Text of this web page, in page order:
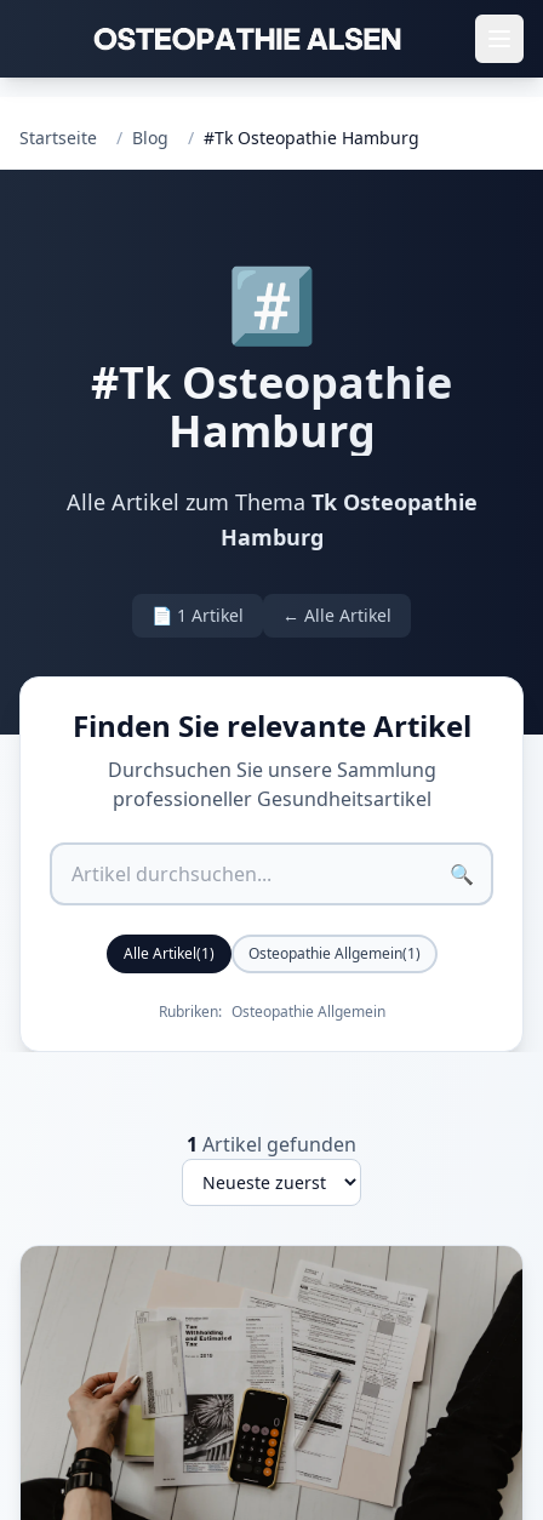
Startseite / Blog / #Tk Osteopathie Hamburg
#️⃣
#Tk Osteopathie
Hamburg
Alle Artikel zum Thema Tk Osteopathie
Hamburg
📄 1 Artikel ← Alle Artikel
Finden Sie relevante Artikel
Durchsuchen Sie unsere Sammlung
professioneller Gesundheitsartikel
🔍
Alle Artikel(1) Osteopathie Allgemein(1)
Rubriken: Osteopathie Allgemein
1 Artikel gefunden